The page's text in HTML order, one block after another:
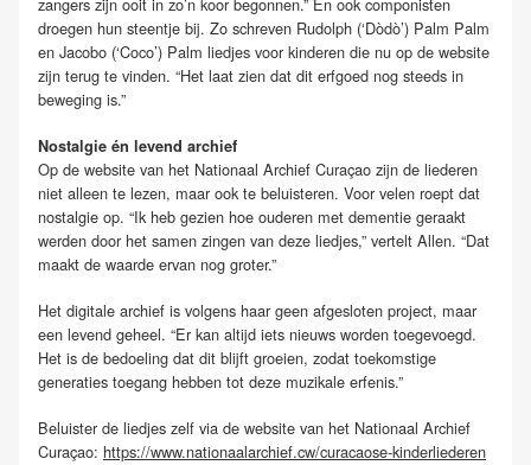
droegen hun steentje bij. Zo schreven Rudolph (‘Dòdò’) Palm Palm
en Jacobo (‘Coco’) Palm liedjes voor kinderen die nu op de website
zijn terug te vinden. “Het laat zien dat dit erfgoed nog steeds in
beweging is.”
Nostalgie én levend archief
Op de website van het Nationaal Archief Curaçao zijn de liederen
niet alleen te lezen, maar ook te beluisteren. Voor velen roept dat
nostalgie op. “Ik heb gezien hoe ouderen met dementie geraakt
werden door het samen zingen van deze liedjes,” vertelt Allen. “Dat
maakt de waarde ervan nog groter.”
Het digitale archief is volgens haar geen afgesloten project, maar
een levend geheel. “Er kan altijd iets nieuws worden toegevoegd.
Het is de bedoeling dat dit blijft groeien, zodat toekomstige
generaties toegang hebben tot deze muzikale erfenis.”
Beluister de liedjes zelf via de website van het Nationaal Archief
Curaçao: https://www.nationaalarchief.cw/curacaose-kinderliederen